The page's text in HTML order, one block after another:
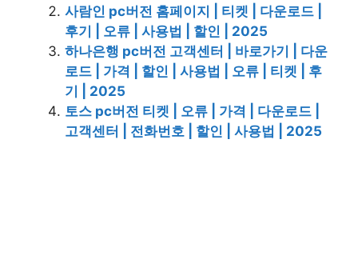
사람인 pc버전 홈페이지 | 티켓 | 다운로드 |
후기 | 오류 | 사용법 | 할인 | 2025
하나은행 pc버전 고객센터 | 바로가기 | 다운
로드 | 가격 | 할인 | 사용법 | 오류 | 티켓 | 후
기 | 2025
토스 pc버전 티켓 | 오류 | 가격 | 다운로드 |
고객센터 | 전화번호 | 할인 | 사용법 | 2025